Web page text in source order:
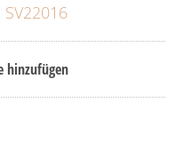
SV22016